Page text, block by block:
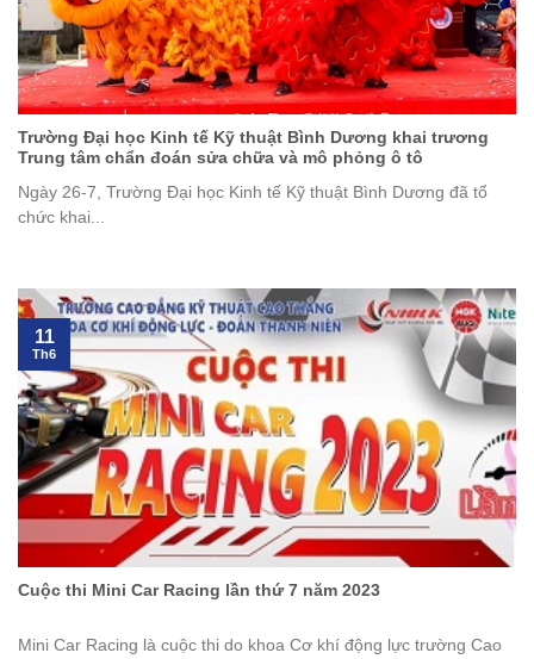
Trường Đại học Kinh tế Kỹ thuật Bình Dương khai trương
Trung tâm chẩn đoán sửa chữa và mô phỏng ô tô
Ngày 26-7, Trường Đại học Kinh tế Kỹ thuật Bình Dương đã tổ
chức khai...
Cuộc thi Mini Car Racing lần thứ 7 năm 2023
Mini Car Racing là cuộc thi do khoa Cơ khí động lực trường Cao
11
Th6